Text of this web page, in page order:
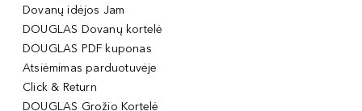
Dovanų idėjos Jam
DOUGLAS Dovanų kortelė
DOUGLAS PDF kuponas
Atsiėmimas parduotuvėje
Click & Return
DOUGLAS Grožio Kortelė